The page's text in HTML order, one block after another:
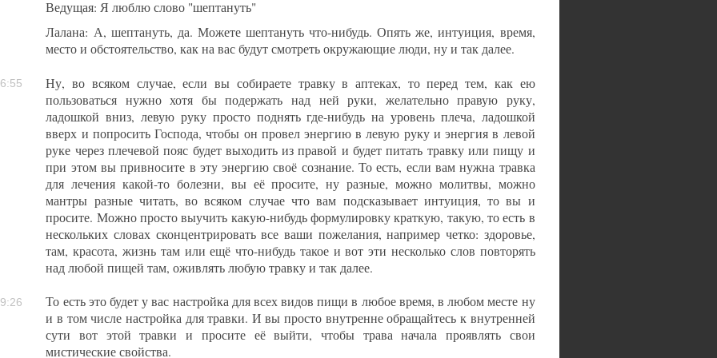
Ведущая: Я люблю слово "шептануть"
Лалана: А, шептануть, да. Можете шептануть что-нибудь. Опять же, интуиция, время,
место и обстоятельство, как на вас будут смотреть окружающие люди, ну и так далее.
Ну, во всяком случае, если вы собираете травку в аптеках, то перед тем, как ею
пользоваться нужно хотя бы подержать над ней руки, желательно правую руку,
ладошкой вниз, левую руку просто поднять где-нибудь на уровень плеча, ладошкой
вверх и попросить Господа, чтобы он провел энергию в левую руку и энергия в левой
руке через плечевой пояс будет выходить из правой и будет питать травку или пищу и
при этом вы привносите в эту энергию своё сознание. То есть, если вам нужна травка
для лечения какой-то болезни, вы её просите, ну разные, можно молитвы, можно
мантры разные читать, во всяком случае что вам подсказывает интуиция, то вы и
просите. Можно просто выучить какую-нибудь формулировку краткую, такую, то есть в
нескольких словах сконцентрировать все ваши пожелания, например четко: здоровье,
там, красота, жизнь там или ещё что-нибудь такое и вот эти несколько слов повторять
над любой пищей там, оживлять любую травку и так далее.
То есть это будет у вас настройка для всех видов пищи в любое время, в любом месте ну
и в том числе настройка для травки. И вы просто внутренне обращайтесь к внутренней
сути вот этой травки и просите её выйти, чтобы трава начала проявлять свои
мистические свойства.